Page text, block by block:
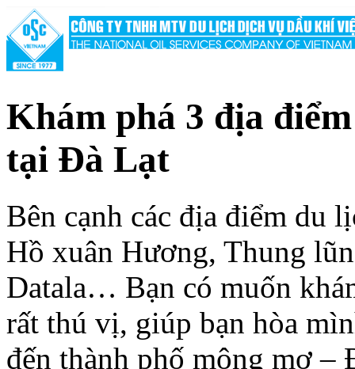
Khám phá 3 địa
tại Đà Lạt
Bên cạnh các địa điểm du
Hồ xuân Hương, Thung
Datala… Bạn có muốn
rất thú vị, giúp bạn hòa
đến thành phố mộng mơ